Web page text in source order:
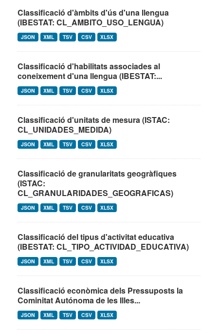
Classificació d'àmbits d'ús d'una llengua
(IBESTAT: CL_AMBITO_USO_LENGUA)
JSON XML TSV CSV XLSX
Classificació d'habilitats associades al
coneixement d'una llengua (IBESTAT:...
JSON XML TSV CSV XLSX
Classificació d'unitats de mesura (ISTAC:
CL_UNIDADES_MEDIDA)
JSON XML TSV CSV XLSX
Classificació de granularitats geogràfiques
(ISTAC:
CL_GRANULARIDADES_GEOGRAFICAS)
JSON XML TSV CSV XLSX
Classificació del tipus d'activitat educativa
(IBESTAT: CL_TIPO_ACTIVIDAD_EDUCATIVA)
JSON XML TSV CSV XLSX
Classificació econòmica dels Pressuposts la
Cominitat Autónoma de les Illes...
JSON XML TSV CSV XLSX